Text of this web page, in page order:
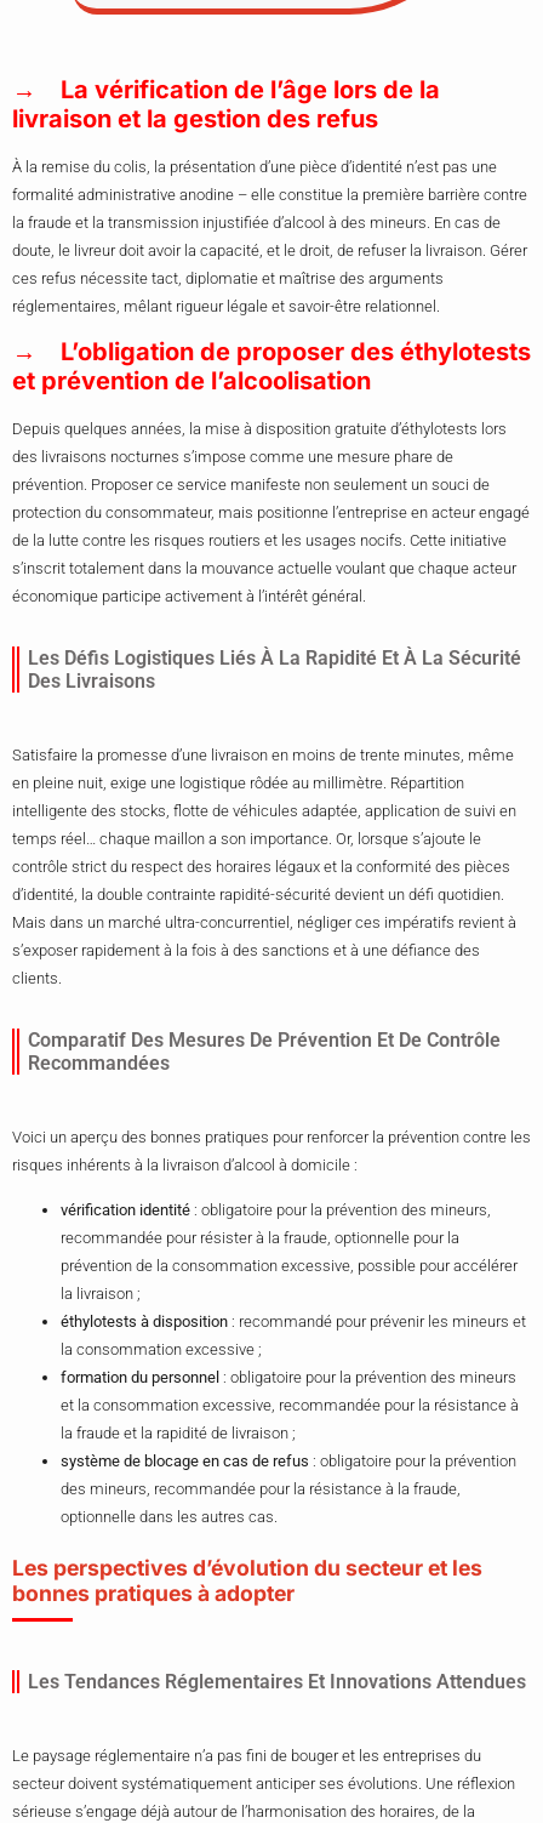
La vérification de l’âge lors de la
livraison et la gestion des refus
À la remise du colis, la présentation d’une pièce d’identité n’est pas une
formalité administrative anodine – elle constitue la première barrière contre
la fraude et la transmission injustifiée d’alcool à des mineurs. En cas de
doute, le livreur doit avoir la capacité, et le droit, de refuser la livraison. Gérer
ces refus nécessite tact, diplomatie et maîtrise des arguments
réglementaires, mêlant rigueur légale et savoir-être relationnel.
L’obligation de proposer des éthylotests
et prévention de l’alcoolisation
Depuis quelques années, la mise à disposition gratuite d’éthylotests lors
des livraisons nocturnes s’impose comme une mesure phare de
prévention. Proposer ce service manifeste non seulement un souci de
protection du consommateur, mais positionne l’entreprise en acteur engagé
de la lutte contre les risques routiers et les usages nocifs. Cette initiative
s’inscrit totalement dans la mouvance actuelle voulant que chaque acteur
économique participe activement à l’intérêt général.
Les Défis Logistiques Liés À La Rapidité Et À La Sécurité
Des Livraisons
Satisfaire la promesse d’une livraison en moins de trente minutes, même
en pleine nuit, exige une logistique rôdée au millimètre. Répartition
intelligente des stocks, flotte de véhicules adaptée, application de suivi en
temps réel… chaque maillon a son importance. Or, lorsque s’ajoute le
contrôle strict du respect des horaires légaux et la conformité des pièces
d’identité, la double contrainte rapidité-sécurité devient un défi quotidien.
Mais dans un marché ultra-concurrentiel, négliger ces impératifs revient à
s’exposer rapidement à la fois à des sanctions et à une défiance des
clients.
Comparatif Des Mesures De Prévention Et De Contrôle
Recommandées
Voici un aperçu des bonnes pratiques pour renforcer la prévention contre les
risques inhérents à la livraison d’alcool à domicile :
vérification identité : obligatoire pour la prévention des mineurs,
recommandée pour résister à la fraude, optionnelle pour la
prévention de la consommation excessive, possible pour accélérer
la livraison ;
éthylotests à disposition : recommandé pour prévenir les mineurs et
la consommation excessive ;
formation du personnel : obligatoire pour la prévention des mineurs
et la consommation excessive, recommandée pour la résistance à
la fraude et la rapidité de livraison ;
système de blocage en cas de refus : obligatoire pour la prévention
des mineurs, recommandée pour la résistance à la fraude,
optionnelle dans les autres cas.
Les perspectives d’évolution du secteur et les
bonnes pratiques à adopter
Les Tendances Réglementaires Et Innovations Attendues
Le paysage réglementaire n’a pas fini de bouger et les entreprises du
secteur doivent systématiquement anticiper ses évolutions. Une réflexion
sérieuse s’engage déjà autour de l’harmonisation des horaires, de la